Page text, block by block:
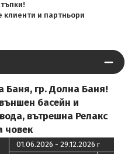
клиенти и партньори
Баня, гр. Долна Баня!
басейн и
вътрешна Релакс
човек
01.06.2026 - 29.12.2026 г